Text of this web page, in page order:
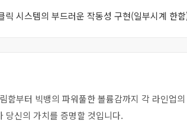
시스템의 부드러운 작동성 구현(일부시계 한
부터 빅뱅의 파워풀한 볼륨감까지 각 라인업
당신의 가치를 증명할 것입니다.